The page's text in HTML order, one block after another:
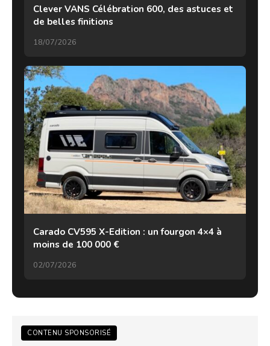
Clever VANS Célébration 600, des astuces et
de belles finitions
18/07/2026
Carado CV595 X-Edition : un fourgon 4×4 à
moins de 100 000 €
02/07/2026
CONTENU SPONSORISÉ